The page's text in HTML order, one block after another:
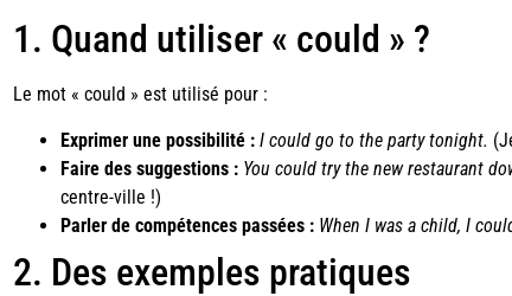
1. Quand utiliser « could » ?
Le mot « could » est utilisé pour :
Exprimer une possibilité : I could go to the party tonight.
Faire des suggestions : You could try the new restaurant
centre-ville !)
Parler de compétences passées : When I was a child, I
2. Des exemples pratiques